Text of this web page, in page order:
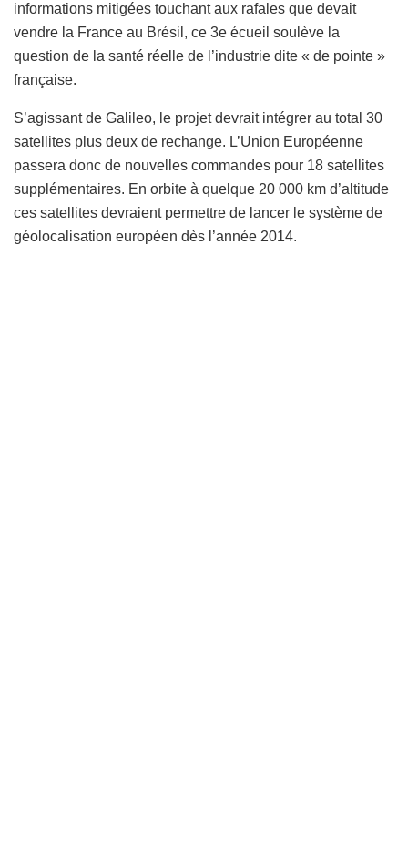
informations mitigées touchant aux rafales que devait
vendre la France au Brésil, ce 3e écueil soulève la
question de la santé réelle de l’industrie dite « de pointe »
française.
S’agissant de Galileo, le projet devrait intégrer au total 30
satellites plus deux de rechange. L’Union Européenne
passera donc de nouvelles commandes pour 18 satellites
supplémentaires. En orbite à quelque 20 000 km d’altitude
ces satellites devraient permettre de lancer le système de
géolocalisation européen dès l’année 2014.